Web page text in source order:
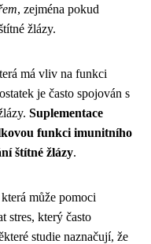
, zejména pokud
žlázy.
má vliv na funkci
je často spojován s
Suplementace
funkci imunitního
štítné žlázy.
může pomoci
stres, který často
studie naznačují, že